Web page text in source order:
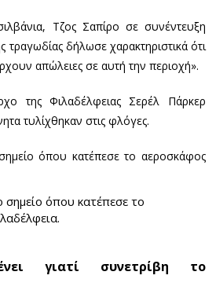
Τζος Σαπίρο σε συνέντευξη
δήλωσε χαρακτηριστικά ότι
απώλειες σε αυτή την περιοχή».
της Φιλαδέλφειας Σερέλ Πάρκερ
τυλίχθηκαν στις φλόγες.
σημείο όπου κατέπεσε το
γιατί συνετρίβη το